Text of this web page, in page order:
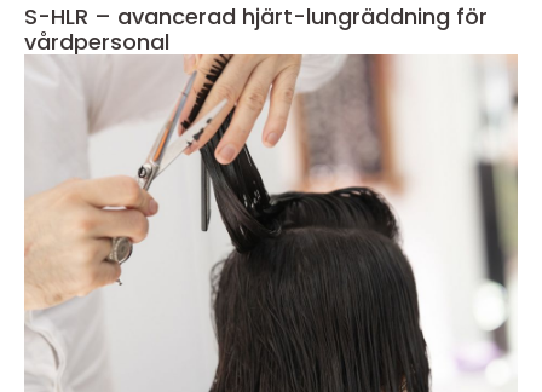
S-HLR – avancerad hjärt-lungräddning för
vårdpersonal